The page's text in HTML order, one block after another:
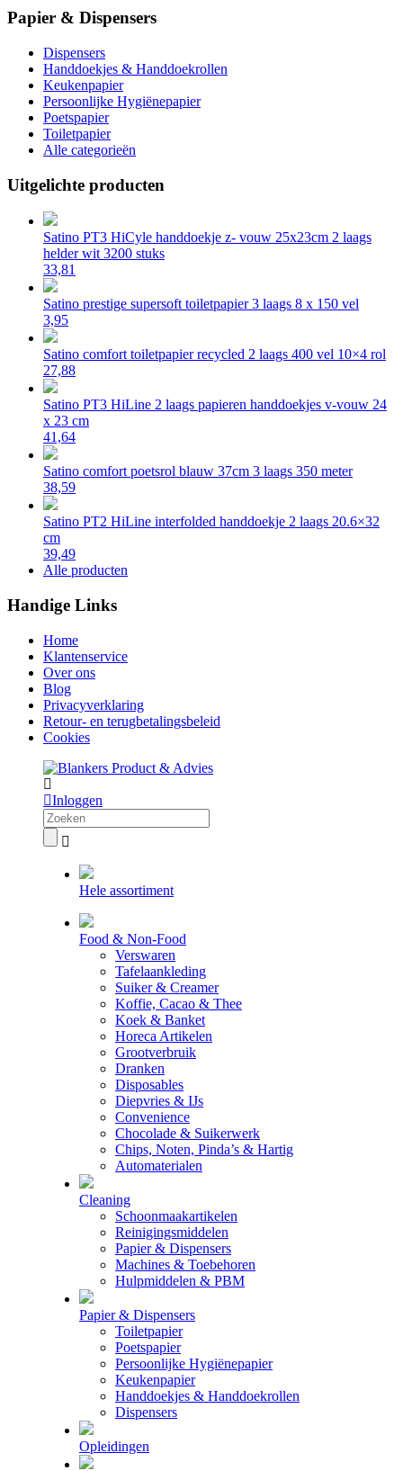
Papier & Dispensers
Dispensers
Handdoekjes & Handdoekrollen
Keukenpapier
Persoonlijke Hygiënepapier
Poetspapier
Toiletpapier
Alle categorieën
Uitgelichte producten
Satino PT3 HiCyle handdoekje z- vouw 25x23cm 2 laags
helder wit 3200 stuks
33,81
Satino prestige supersoft toiletpapier 3 laags 8 x 150 vel
3,95
Satino comfort toiletpapier recycled 2 laags 400 vel 10×4 rol
27,88
Satino PT3 HiLine 2 laags papieren handdoekjes v-vouw 24
x 23 cm
41,64
Satino comfort poetsrol blauw 37cm 3 laags 350 meter
38,59
Satino PT2 HiLine interfolded handdoekje 2 laags 20.6×32
cm
39,49
Alle producten
Handige Links
Home
Klantenservice
Over ons
Blog
Privacyverklaring
Retour- en terugbetalingsbeleid
Cookies
Inloggen
Hele assortiment
Food & Non-Food
Verswaren
Tafelaankleding
Suiker & Creamer
Koffie, Cacao & Thee
Koek & Banket
Horeca Artikelen
Grootverbruik
Dranken
Disposables
Diepvries & IJs
Convenience
Chocolade & Suikerwerk
Chips, Noten, Pinda’s & Hartig
Automaterialen
Cleaning
Schoonmaakartikelen
Reinigingsmiddelen
Papier & Dispensers
Machines & Toebehoren
Hulpmiddelen & PBM
Papier & Dispensers
Toiletpapier
Poetspapier
Persoonlijke Hygiënepapier
Keukenpapier
Handdoekjes & Handdoekrollen
Dispensers
Opleidingen